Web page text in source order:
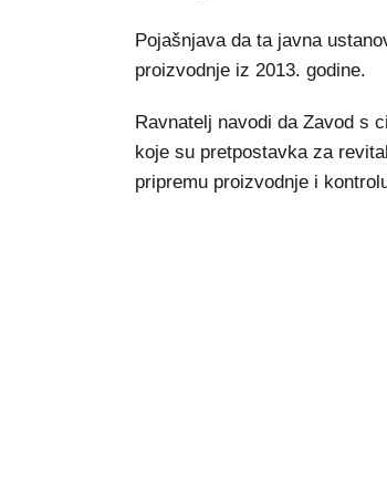
Pojašnjava da ta javna
proizvodnje iz 2013. godine.
Ravnatelj navodi da Zavod s
koje su pretpostavka za
pripremu proizvodnje i